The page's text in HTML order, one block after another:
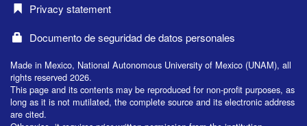
Privacy statement
Documento de seguridad de datos personales
Made in Mexico, National Autonomous University of Mexico (UNAM), all
rights reserved 2026.
This page and its contents may be reproduced for non-profit purposes, as
long as it is not mutilated, the complete source and its electronic address
are cited.